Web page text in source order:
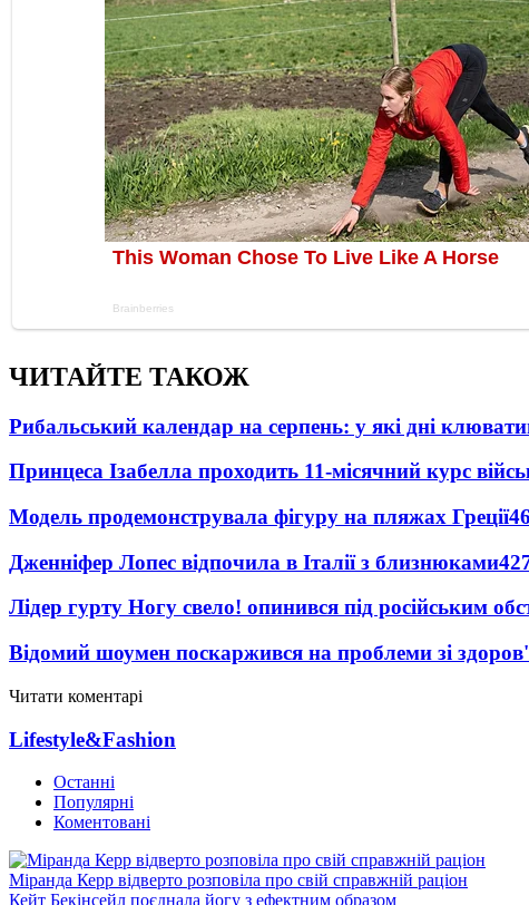
ЧИТАЙТЕ ТАКОЖ
Рибальський календар на серпень: у які дні
Принцеса Ізабелла проходить 11-місячний курс
Модель продемонструвала фігуру на пляжах Греції
Дженніфер Лопес відпочила в Італії з близнюками
Лідер гурту Ногу свело! опинився під російським
Відомий шоумен поскаржився на проблеми зі
Читати коментарі
Lifestyle&Fashion
Останні
Популярні
Коментовані
Міранда Керр відверто розповіла про свій справжній раціон
Кейт Бекінсейл поєднала йогу з ефектним образом